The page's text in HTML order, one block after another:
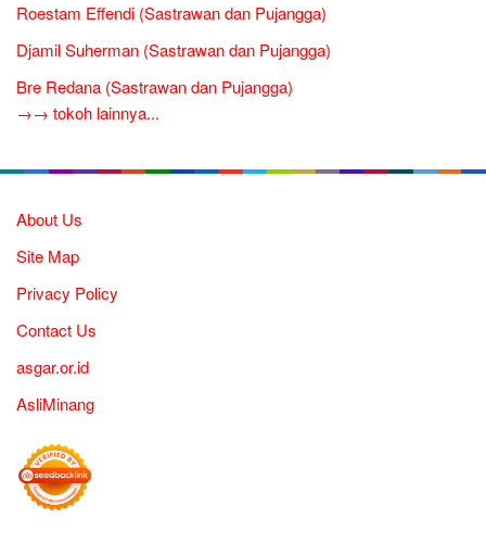
Roestam Effendi (Sastrawan dan Pujangga)
Djamil Suherman (Sastrawan dan Pujangga)
Bre Redana (Sastrawan dan Pujangga)
→→ tokoh lainnya...
About Us
Site Map
Privacy Policy
Contact Us
asgar.or.id
AsliMinang